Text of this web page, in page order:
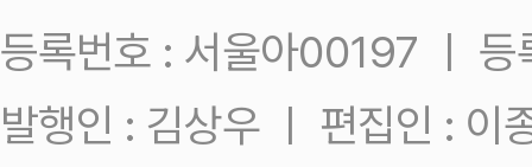
등록번호 : 서울아00197 ㅣ
발행인 : 김상우 ㅣ 편집인 : 이